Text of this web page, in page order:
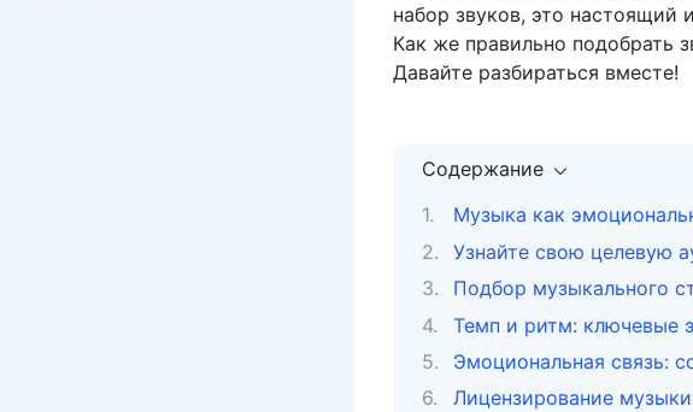
набор звуков, это настоящий
Как же правильно подобрать
Давайте разбираться вместе!
Содержание
Музыка как
Узнайте свою целевую
Подбор музыкального
Темп и ритм: ключевые
Эмоциональная связь:
Лицензирование